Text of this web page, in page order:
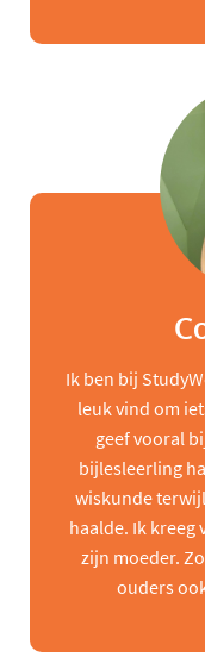
Ik ben bij
leuk vind om
geef vooral
bijlesleerling
wiskunde
haalde. Ik kreeg
zijn moeder.
ouders